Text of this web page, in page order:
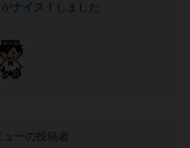
ナイス！ しました
ューの投稿者